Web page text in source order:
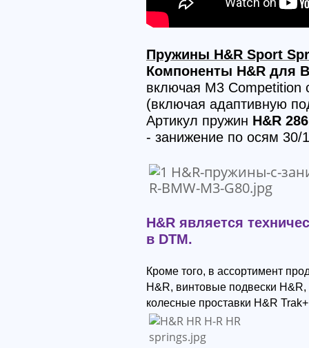
Пружины H&R Sport
Компоненты H&R для
включая M3 Competition
(включая адаптивную
Артикул пружин H&R
- занижение по осям
H&R является
в DTM.
Кроме того, в ассортимент
H&R, винтовые подвески
колесные проставки H&R